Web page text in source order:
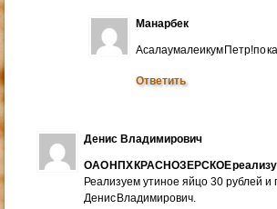
Манарбек
Асалаумалеикум Петр!по
Ответить
Денис Владимирович
ОАО НПХ КРАСНОЗЕРСКОЕ
Реализуем утиное яйцо 30 рублей и
Денис Владимирович.